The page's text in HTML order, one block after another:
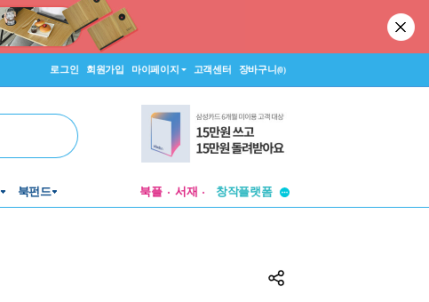
로그인 회원가입 마이페이지 고객센터 장바구니(0)
북펀드 북플 서재
창작플랫폼